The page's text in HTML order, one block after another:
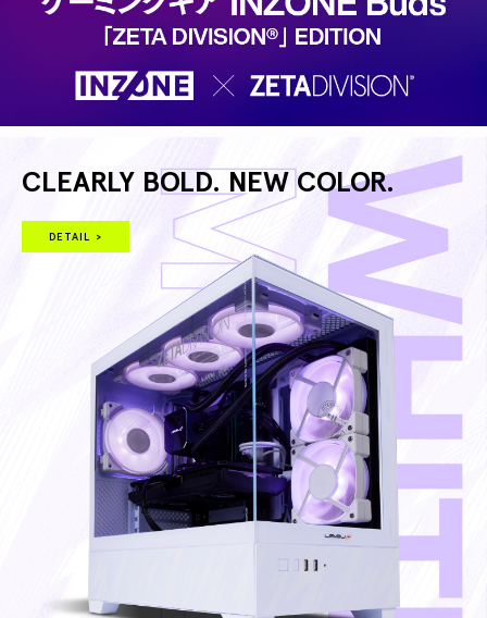
CLEARLY BOLD. NEW COLOR.
DETAIL >